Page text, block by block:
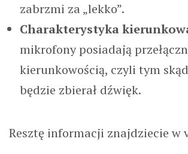
zabrzmi za „lekko”.
Charakterystyka
mikrofony posiadają
kierunkowością, czyli tym
będzie zbierał dźwięk.
Resztę informacji znajdziecie w